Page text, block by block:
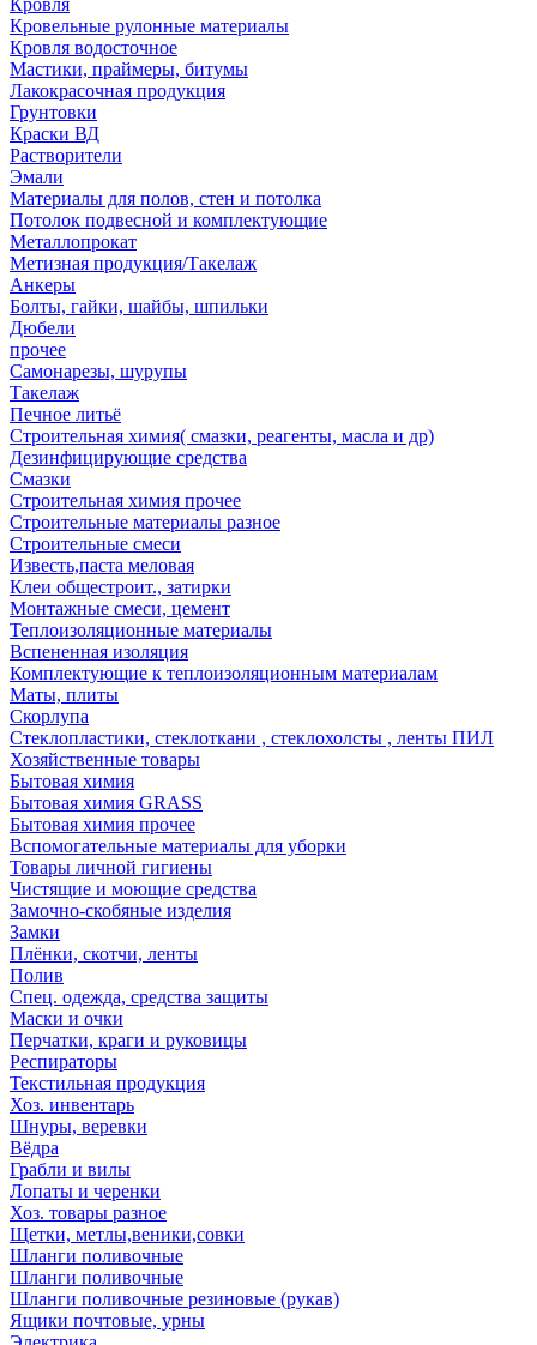
Кровля
Кровельные рулонные материалы
Кровля водосточное
Мастики, праймеры, битумы
Лакокрасочная продукция
Грунтовки
Краски ВД
Растворители
Эмали
Материалы для полов, стен и потолка
Потолок подвесной и комплектующие
Металлопрокат
Метизная продукция/Такелаж
Анкеры
Болты, гайки, шайбы, шпильки
Дюбели
прочее
Самонарезы, шурупы
Такелаж
Печное литьё
Строительная химия( смазки, реагенты, масла и др)
Дезинфицирующие средства
Смазки
Строительная химия прочее
Строительные материалы разное
Строительные смеси
Известь,паста меловая
Клеи общестроит., затирки
Монтажные смеси, цемент
Теплоизоляционные материалы
Вспененная изоляция
Комплектующие к теплоизоляционным материалам
Маты, плиты
Скорлупа
Стеклопластики, стеклоткани , стеклохолсты , ленты ПИЛ
Хозяйственные товары
Бытовая химия
Бытовая химия GRASS
Бытовая химия прочее
Вспомогательные материалы для уборки
Товары личной гигиены
Чистящие и моющие средства
Замочно-скобяные изделия
Замки
Плёнки, скотчи, ленты
Полив
Спец. одежда, средства защиты
Маски и очки
Перчатки, краги и руковицы
Респираторы
Текстильная продукция
Хоз. инвентарь
Шнуры, веревки
Вёдра
Грабли и вилы
Лопаты и черенки
Хоз. товары разное
Щетки, метлы,веники,совки
Шланги поливочные
Шланги поливочные
Шланги поливочные резиновые (рукав)
Ящики почтовые, урны